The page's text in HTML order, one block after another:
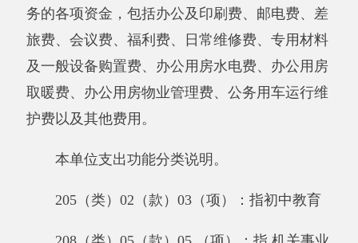
二十二、《资产负债简表》
二十三、《资产情况表》
二十四、《国有资产收益征缴情况表》、
二十六、《机构人员情况表》
二十七、《非税收入征缴情况表》
二十八、《部门决算相关信息统计表》